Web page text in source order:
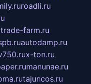
roadli.ru
trade-farm.ru
autodamp.ru
x-ton.ru
manunae.ru
tajuncos.ru